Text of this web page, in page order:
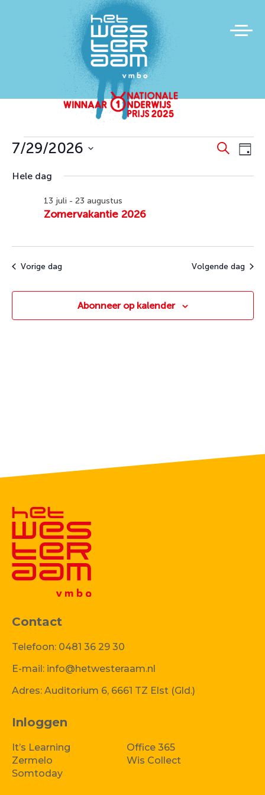
Evenementen
Zoeken
Dag
7/29/2026
een
Hele dag
Zomervakantie 2026
13 juli - 23 augustus
Vorige dag Volgende dag
Abonneer op kalender
Inloggen
It’s Learning
Office 365
Zermelo
Wis Collect
Somtoday
Contact
Telefoon: 0481 36 29 30
E-mail: info@hetwesteraam.nl
Adres: Auditorium 6, 6661 TZ Elst (Gld.)